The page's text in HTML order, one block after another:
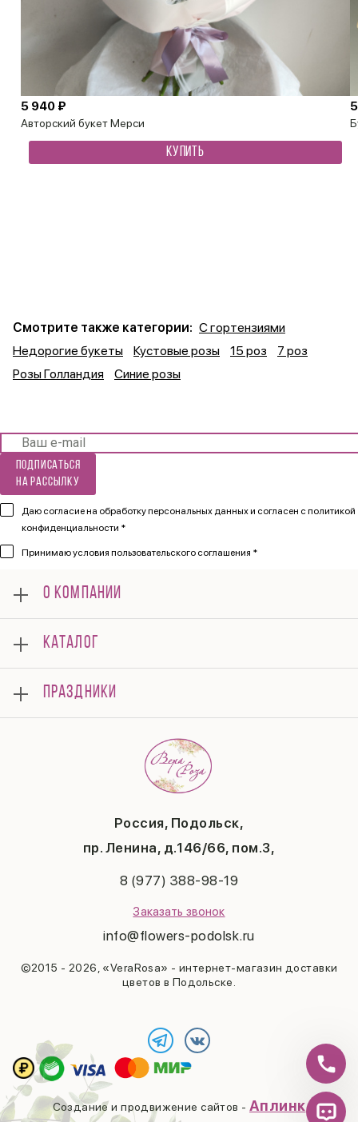
Авторский букет Мерси
5 940 ₽
КУПИТЬ
Смотрите также категории: С гортензиями
Недорогие букеты
Кустовые розы 15 роз
7 роз
Розы Голландия
Синие розы
Подписаться
на рассылку
Даю согласие на обработку персональных данных и согласен с политикой
конфиденциальности *
Принимаюусловия пользовательского соглашения *
Россия, Подольск,
пр. Ленина, д.146/66, пом.3,
8 (977) 388-98-19
Заказать звонок
info@flowers-podolsk.ru
©2015 - 2026, «VeraRosa» - интернет-магазин доставки
цветов в Подольске.
О КОМПАНИИ
Мероприятия
Корпоративным клиентам
Оплата
Доставка
Отзывы
Политика конфиденциальности
КАТАЛОГ
Композиции
Подарки
ПРАЗДНИКИ
Последний звонок
Создание и продвижение сайтов - Аплинк